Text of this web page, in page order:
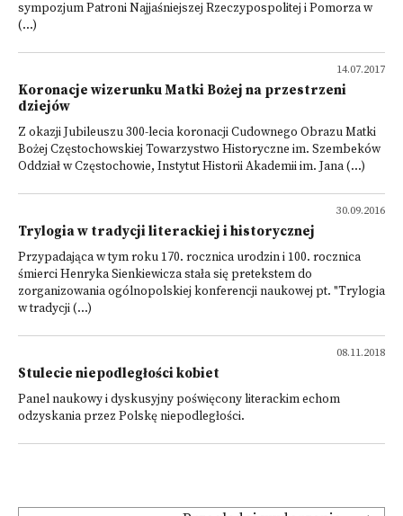
sympozjum Patroni Najjaśniejszej Rzeczypospolitej i Pomorza w
(...)
14.07.2017
Koronacje wizerunku Matki Bożej na przestrzeni
dziejów
Z okazji Jubileuszu 300-lecia koronacji Cudownego Obrazu Matki
Bożej Częstochowskiej Towarzystwo Historyczne im. Szembeków
Oddział w Częstochowie, Instytut Historii Akademii im. Jana (...)
30.09.2016
Trylogia w tradycji literackiej i historycznej
Przypadająca w tym roku 170. rocznica urodzin i 100. rocznica
śmierci Henryka Sienkiewicza stała się pretekstem do
zorganizowania ogólnopolskiej konferencji naukowej pt. "Trylogia
w tradycji (...)
08.11.2018
Stulecie niepodległości kobiet
Panel naukowy i dyskusyjny poświęcony literackim echom
odzyskania przez Polskę niepodległości.